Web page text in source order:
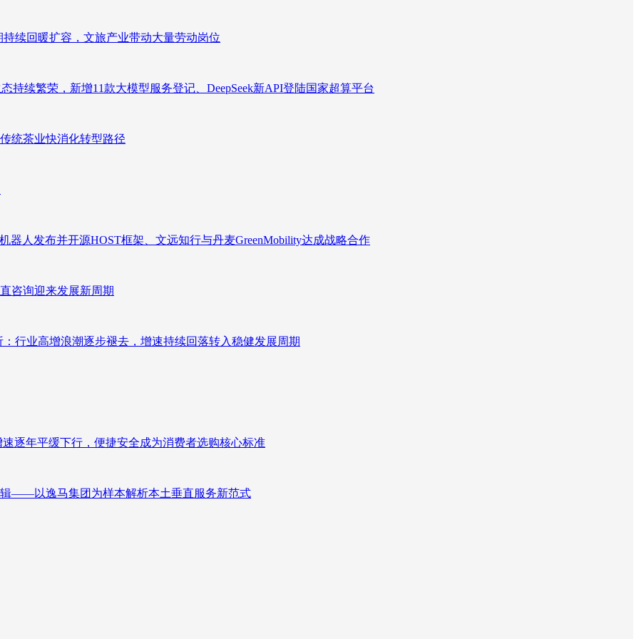
续回暖扩容，文旅产业带动大量劳动岗位
续繁荣，新增11款大模型服务登记、DeepSeek新API登陆国家超算平台
统茶业快消化转型路径
器人发布并开源HOST框架、文远知行与丹麦GreenMobility达成战略合作
咨询迎来发展新周期
行业高增浪潮逐步褪去，增速持续回落转入稳健发展周期
逐年平缓下行，便捷安全成为消费者选购核心标准
——以逸马集团为样本解析本土垂直服务新范式